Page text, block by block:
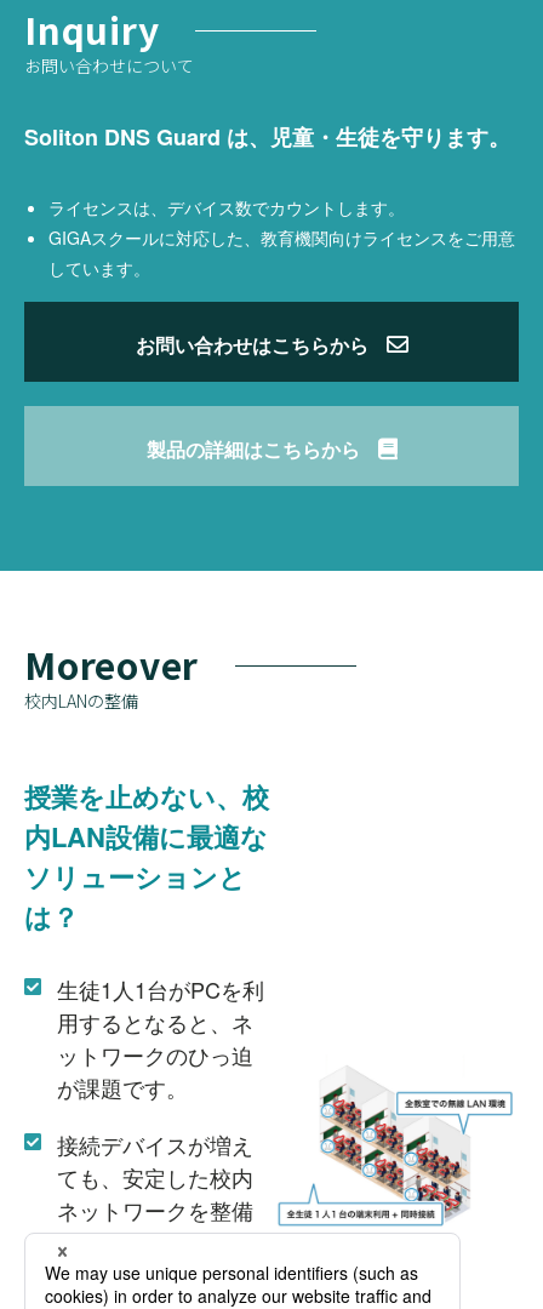
Inquiry
お問い合わせについて
Soliton DNS Guard は、 児童・生徒を守ります。
ライセンスは、デバイス数でカウントします。
GIGAスクールに対応した、教育機関向けライセンスをご用意
しています。
お問い合わせはこちらから
製品の詳細はこちらから
Moreover
校内LANの整備
授業を止めない、校
内LAN設備に最適な
ソリューションと
は？
生徒1人1台がPCを利
用するとなると、ネ
ットワークのひっ迫
が課題です。
接続デバイスが増え
ても、安定した校内
ネットワークを整備
するには…？
ソリトンのネットワ